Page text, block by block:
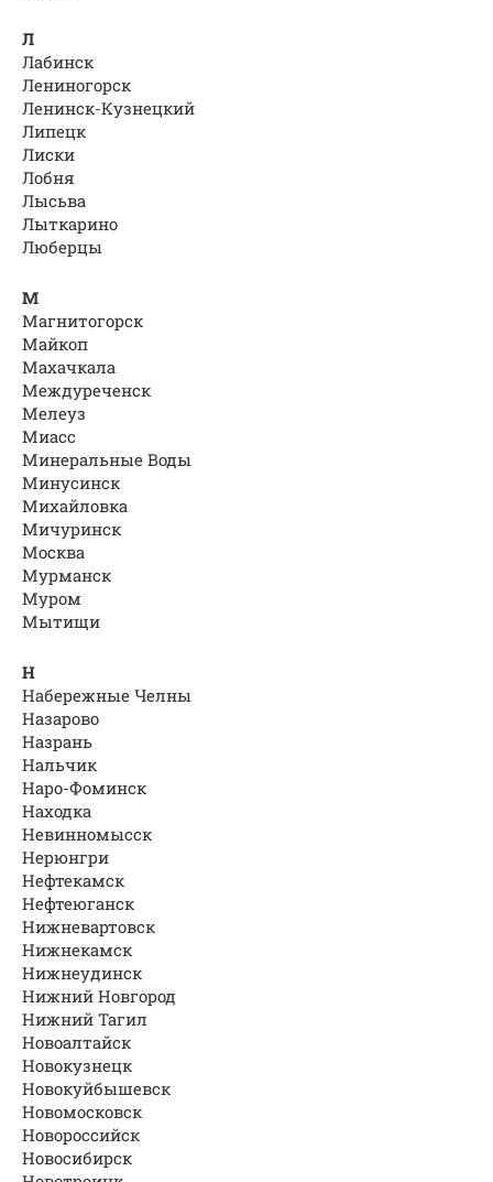
Л
Лабинск
Лениногорск
Ленинск-Кузнецкий
Липецк
Лиски
Лобня
Лысьва
Лыткарино
Люберцы
М
Магнитогорск
Майкоп
Махачкала
Междуреченск
Мелеуз
Миасс
Минеральные Воды
Минусинск
Михайловка
Мичуринск
Москва
Мурманск
Муром
Мытищи
Н
Набережные Челны
Назарово
Назрань
Нальчик
Наро-Фоминск
Находка
Невинномысск
Нерюнгри
Нефтекамск
Нефтеюганск
Нижневартовск
Нижнекамск
Нижнеудинск
Нижний Новгород
Нижний Тагил
Новоалтайск
Новокузнецк
Новокуйбышевск
Новомосковск
Новороссийск
Новосибирск